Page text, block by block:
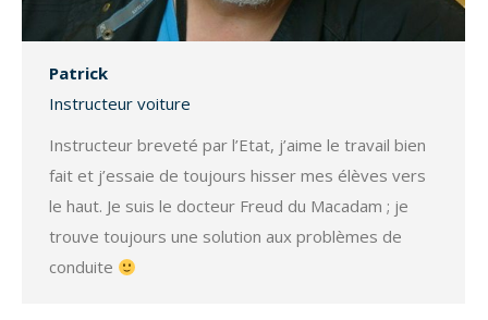
Patrick
Instructeur voiture
Instructeur breveté par l’Etat, j’aime le travail bien
fait et j’essaie de toujours hisser mes élèves vers
le haut. Je suis le docteur Freud du Macadam ; je
trouve toujours une solution aux problèmes de
conduite